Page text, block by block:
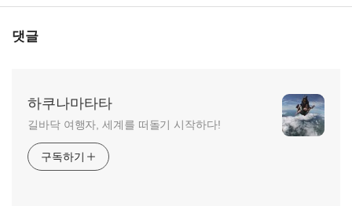
댓글
하쿠나마타타
길바닥 여행자, 세계를 떠돌기 시작하다!
구독하기